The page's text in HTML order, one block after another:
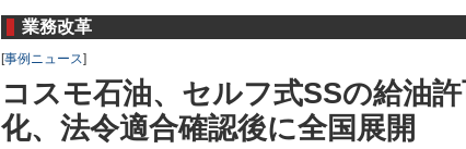
業務改革
[事例ニュース]
コスモ石油、セルフ式SSの給油
化、法令適合確認後に全国展開